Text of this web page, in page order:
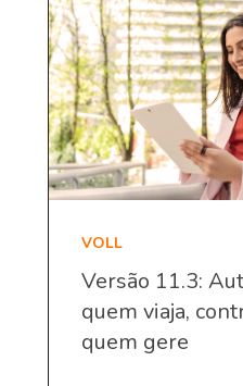
VOLL
Versão 11.3:
quem viaja,
quem gere